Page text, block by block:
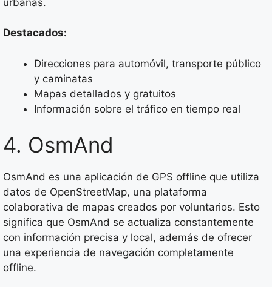
Destacados:
Direcciones para automóvil, transporte público
y caminatas
Mapas detallados y gratuitos
Información sobre el tráfico en tiempo real
4. OsmAnd
OsmAnd es una aplicación de GPS offline que utiliza
datos de OpenStreetMap, una plataforma
colaborativa de mapas creados por voluntarios. Esto
significa que OsmAnd se actualiza constantemente
con información precisa y local, además de ofrecer
una experiencia de navegación completamente
offline.